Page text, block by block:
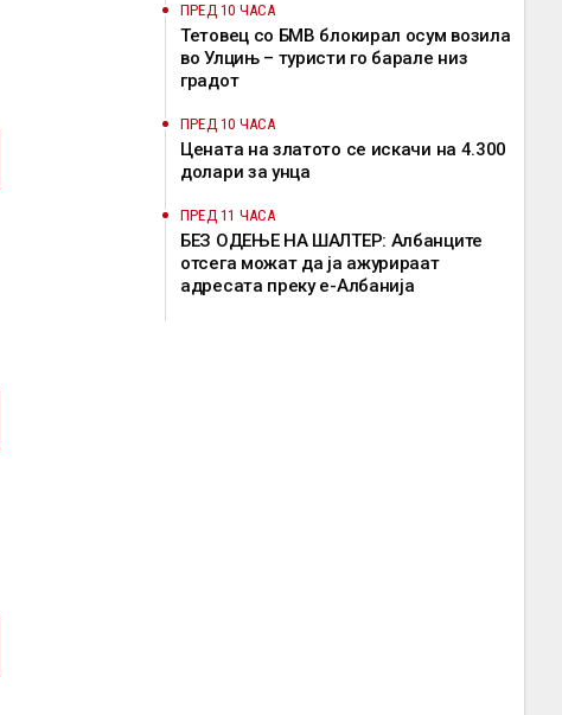
ПРЕД 10 ЧАСА
Тетовец со БМВ блокирал осум возила
во Улцињ – туристи го барале низ
градот
ПРЕД 10 ЧАСА
Цената на златото се искачи на 4.300
долари за унца
ПРЕД 11 ЧАСА
БЕЗ ОДЕЊЕ НА ШАЛТЕР: Албанците
отсега можат да ја ажурираат
адресата преку е-Албанија